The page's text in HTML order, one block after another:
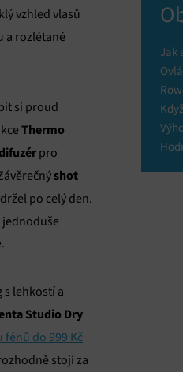
vzhled vlasů
a rozlétané
si proud
Thermo
pro
shot
po celý den.
jednoduše
s lehkostí a
Studio Dry
fénů do 999 Kč
stojí za
Jak